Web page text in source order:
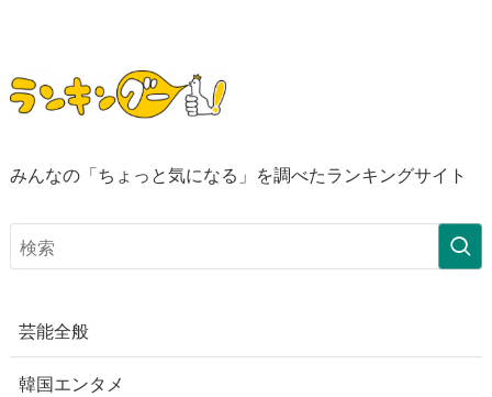
みんなの「ちょっと気になる」を調べたランキングサイト
芸能全般
韓国エンタメ